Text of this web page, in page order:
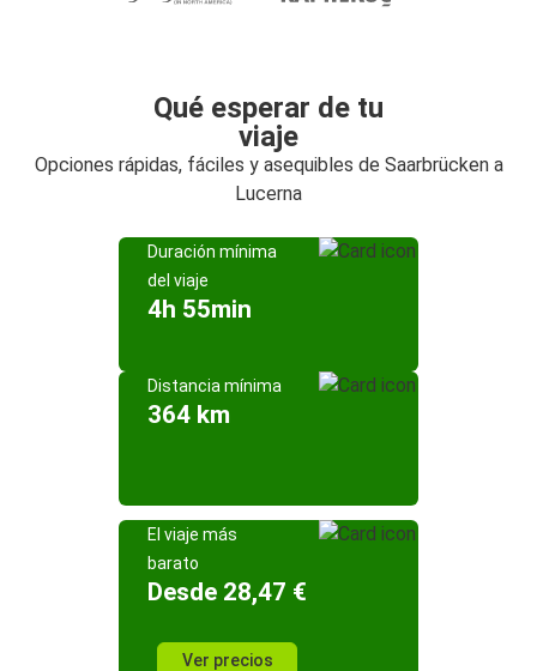
Qué esperar de tu
viaje
Opciones rápidas, fáciles y asequibles de Saarbrücken a
Lucerna
Duración mínima
del viaje
4h 55min
Distancia mínima
364 km
El viaje más
barato
Desde 28,47 €
Ver precios